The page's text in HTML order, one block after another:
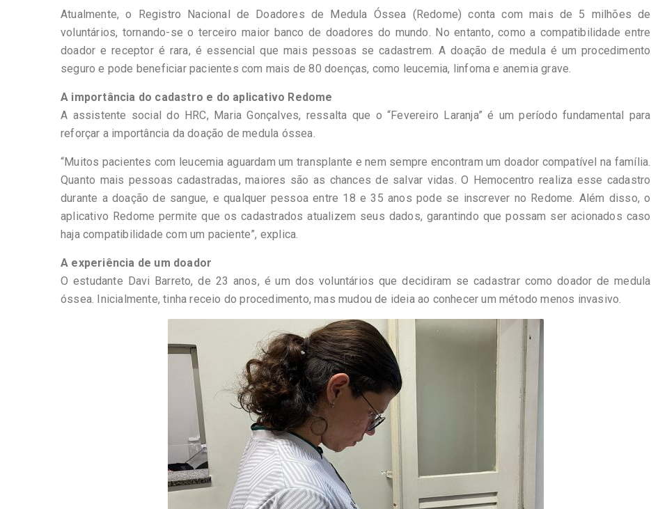
Atualmente, o Registro Nacional de Doadores de Medula Óssea (Redome) conta com mais de 5 milhões de
voluntários, tornando-se o terceiro maior banco de doadores do mundo. No entanto, como a compatibilidade entre
doador e receptor é rara, é essencial que mais pessoas se cadastrem. A doação de medula é um procedimento
seguro e pode beneficiar pacientes com mais de 80 doenças, como leucemia, linfoma e anemia grave.
A importância do cadastro e do aplicativo Redome
A assistente social do HRC, Maria Gonçalves, ressalta que o “Fevereiro Laranja” é um período fundamental para
reforçar a importância da doação de medula óssea.
“Muitos pacientes com leucemia aguardam um transplante e nem sempre encontram um doador compatível na família.
Quanto mais pessoas cadastradas, maiores são as chances de salvar vidas. O Hemocentro realiza esse cadastro
durante a doação de sangue, e qualquer pessoa entre 18 e 35 anos pode se inscrever no Redome. Além disso, o
aplicativo Redome permite que os cadastrados atualizem seus dados, garantindo que possam ser acionados caso
haja compatibilidade com um paciente”, explica.
A experiência de um doador
O estudante Davi Barreto, de 23 anos, é um dos voluntários que decidiram se cadastrar como doador de medula
óssea. Inicialmente, tinha receio do procedimento, mas mudou de ideia ao conhecer um método menos invasivo.